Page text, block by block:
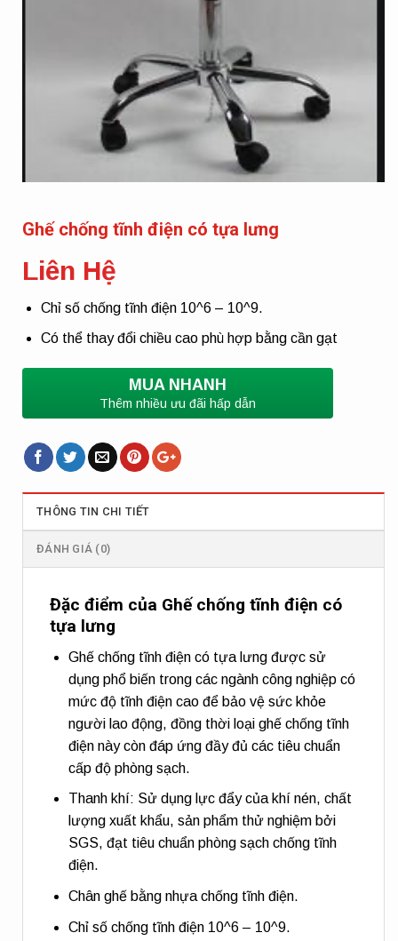
Ghế chống tĩnh điện có tựa lưng
Liên Hệ
Chỉ số chống tĩnh điện 10^6 – 10^9.
Có thể thay đổi chiều cao phù hợp bằng cần gạt
MUA NHANH
Thêm nhiều ưu đãi hấp dẫn
THÔNG TIN CHI TIẾT
ĐÁNH GIÁ (0)
Đặc điểm của Ghế chống tĩnh điện có
tựa lưng
Ghế chống tĩnh điện có tựa lưng được sử
dụng phổ biến trong các ngành công nghiệp có
mức độ tĩnh điện cao để bảo vệ sức khỏe
người lao động, đồng thời loại ghế chống tĩnh
điện này còn đáp ứng đầy đủ các tiêu chuẩn
cấp độ phòng sạch.
Thanh khí: Sử dụng lực đẩy của khí nén, chất
lượng xuất khẩu, sản phẩm thử nghiệm bởi
SGS, đạt tiêu chuẩn phòng sạch chống tĩnh
điện.
Chân ghế bằng nhựa chống tĩnh điện.
Chỉ số chống tĩnh điện 10^6 – 10^9.